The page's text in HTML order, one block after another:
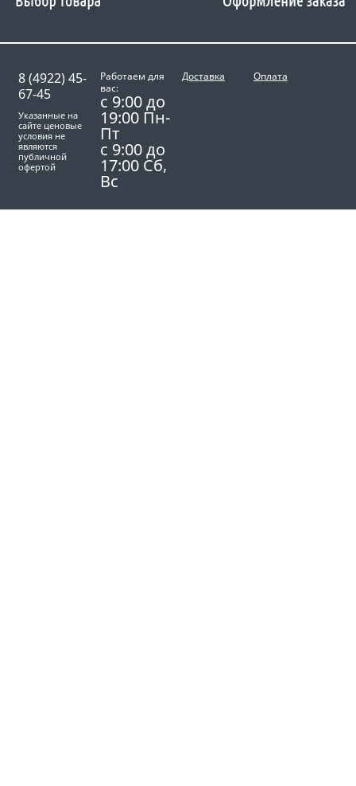
8 (4922) 45-
67-45
Указанные на
сайте ценовые
условия не
являются
публичной
офертой
Работаем для
вас:
с 9:00 до
19:00 Пн-
Пт
с 9:00 до
17:00 Сб,
Вс
Доставка Оплата